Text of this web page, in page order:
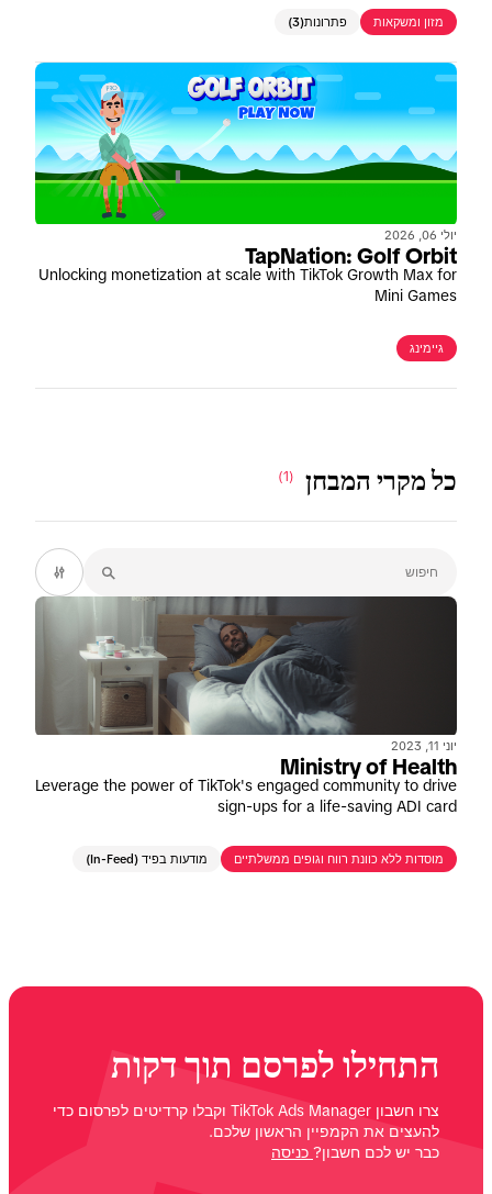
מזון ומשקאות פתרונות(3)
יולי 06, 2026
TapNation: Golf Orbit
Unlocking monetization at scale with TikTok Growth Max for
Mini Games
גיימינג
כל מקרי המבחן (1)
יוני 11, 2023
Ministry of Health
Leverage the power of TikTok's engaged community to drive
sign-ups for a life-saving ADI card
מוסדות ללא כוונת רווח וגופים ממשלתיים מודעות בפיד (In-Feed)
התחילו לפרסם תוך דקות
צרו חשבון TikTok Ads Manager וקבלו קרדיטים לפרסום כדי
להעצים את הקמפיין הראשון שלכם.
כבר יש לכם חשבון? כניסה